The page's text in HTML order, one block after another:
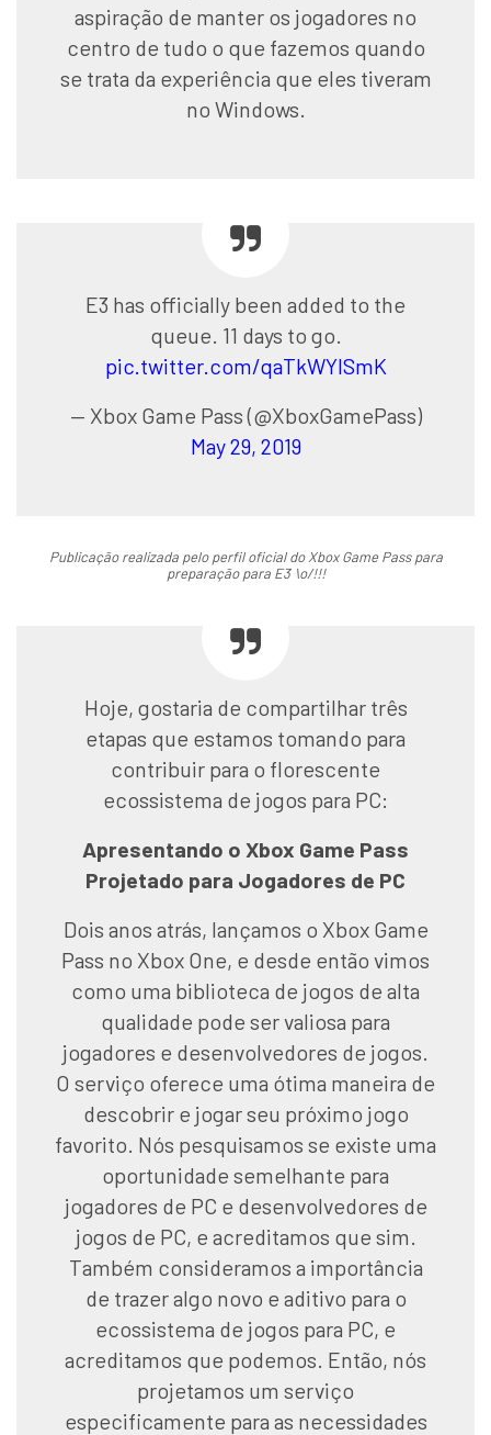
aspiração de manter os jogadores no
centro de tudo o que fazemos quando
se trata da experiência que eles tiveram
no Windows.
E3 has officially been added to the
queue. 11 days to go.
pic.twitter.com/qaTkWYlSmK
— Xbox Game Pass (@XboxGamePass)
May 29, 2019
Publicação realizada pelo perfil oficial do Xbox Game Pass para
preparação para E3 \o/!!!
Hoje, gostaria de compartilhar três
etapas que estamos tomando para
contribuir para o florescente
ecossistema de jogos para PC:
Apresentando o Xbox Game Pass
Projetado para Jogadores de PC
Dois anos atrás, lançamos o Xbox Game
Pass no Xbox One, e desde então vimos
como uma biblioteca de jogos de alta
qualidade pode ser valiosa para
jogadores e desenvolvedores de jogos.
O serviço oferece uma ótima maneira de
descobrir e jogar seu próximo jogo
favorito. Nós pesquisamos se existe uma
oportunidade semelhante para
jogadores de PC e desenvolvedores de
jogos de PC, e acreditamos que sim.
Também consideramos a importância
de trazer algo novo e aditivo para o
ecossistema de jogos para PC, e
acreditamos que podemos. Então, nós
projetamos um serviço
especificamente para as necessidades